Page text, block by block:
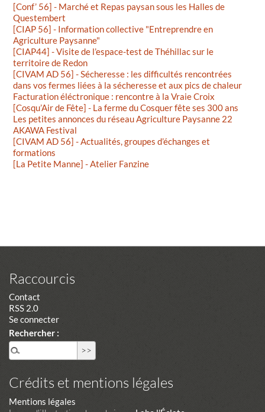
[Conf’ 56] - Marché et Repas paysan sous les Halles de
Questembert
[CIAP 56] - Information collective "Entreprendre en
Agriculture Paysanne"
[CIAP44] - Visite de l’espace-test de Théhillac sur le
territoire de Redon
[CIVAM AD 56] - Sécheresse : les difficultés rencontrées
dans vos fermes liées à la sécheresse et aux pics de chaleur
Facturation éléctronique : rencontre à la Vraie Croix
[Cosqu’Air de Fête] - La ferme du Cosquer fête ses 300 ans
Les petites annonces du réseau Agriculture Paysanne 22
AKAWA Festival
[CIVAM AD 56] - Actualités, groupes d’échanges et
formations
[La Petite Manne] - Atelier Fanzine
Raccourcis
Contact
RSS 2.0
Se connecter
Rechercher :
Crédits et mentions légales
Mentions légales